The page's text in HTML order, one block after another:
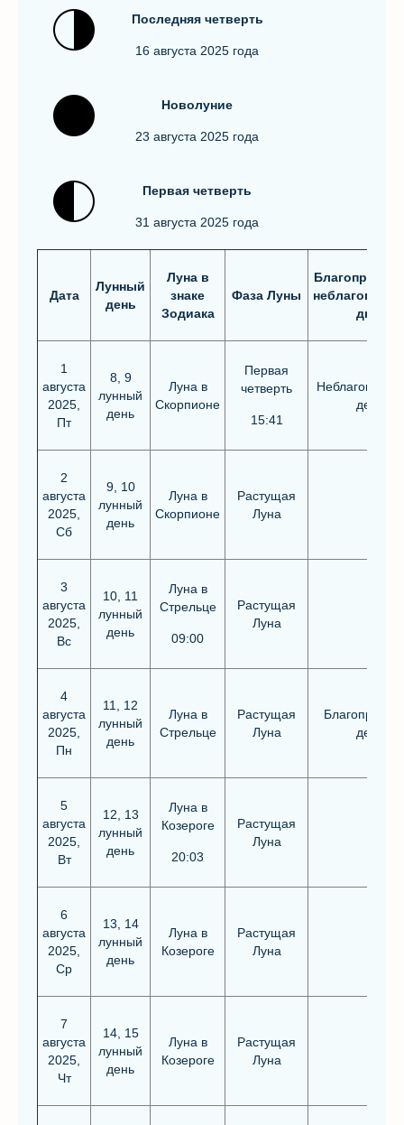
Последняя чeтвepть
16 августа 2025 года
Новолуние
23 августа 2025 года
Первая четверть
31 августа 2025 года
Дата
Лунный
день
Луна в
знаке
Зодиака
Фаза Луны
дни*
1
августа
2025,
Пт
8, 9
лунный
день
Луна в
Скорпионе
Первая
четверть
15:41
день
2
августа
2025,
Сб
9, 10
лунный
день
Луна в
Скорпионе
Растущая
Луна
3
августа
2025,
Вс
10, 11
лунный
день
Луна в
Стрельце
09:00
Растущая
Луна
4
августа
2025,
Пн
11, 12
лунный
день
Луна в
Стрельце
Растущая
Луна
день
5
августа
2025,
Вт
12, 13
лунный
день
Луна в
Козероге
20:03
Растущая
Луна
6
августа
2025,
Ср
13, 14
лунный
день
Луна в
Козероге
Растущая
Луна
7
августа
2025,
Чт
14, 15
лунный
день
Луна в
Козероге
Растущая
Луна